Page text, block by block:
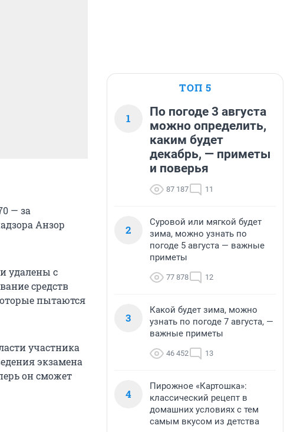
— за
Анзор
удалены с
средств
пытаются
участника
экзамена
он сможет
ТОП 5
1
По погоде 3 августа
можно определить,
каким будет
декабрь, — приметы
и поверья
87 187 11
2
Суровой или мягкой будет
зима, можно узнать по
погоде 5 августа — важные
приметы
77 878 12
3
Какой будет зима, можно
узнать по погоде 7 августа, —
важные приметы
46 452 13
4
Пирожное «Картошка»:
классический рецепт в
домашних условиях с тем
самым вкусом из детства